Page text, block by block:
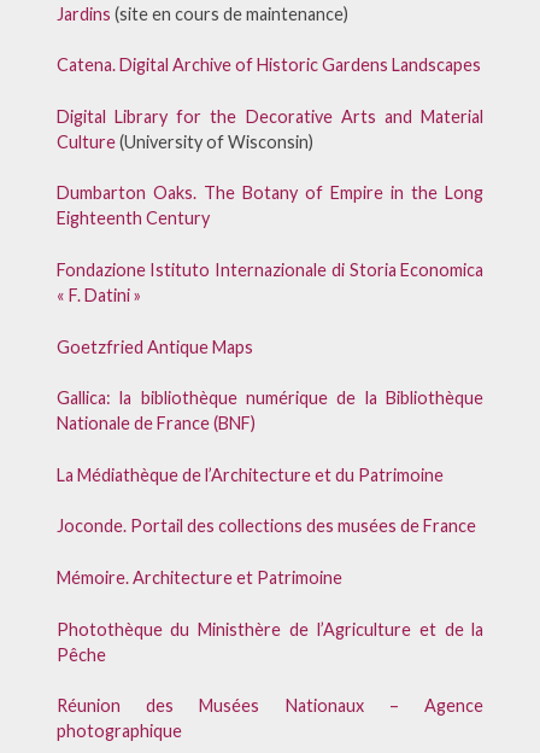
Jardins (site en cours de maintenance)
Catena. Digital Archive of Historic Gardens Landscapes
Digital Library for the Decorative Arts and Material
Culture(University of Wisconsin)
Dumbarton Oaks. The Botany of Empire in the Long
Eighteenth Century
Fondazione Istituto Internazionale di Storia Economica
« F. Datini »
Goetzfried Antique Maps
Gallica: la bibliothèque numérique de la Bibliothèque
Nationale de France (BNF)
La Médiathèque de l’Architecture et du Patrimoine
Joconde. Portail des collections des musées de France
Mémoire. Architecture et Patrimoine
Photothèque du Ministhère de l’Agriculture et de la
Pêche
Réunion des Musées Nationaux – Agence
photographique